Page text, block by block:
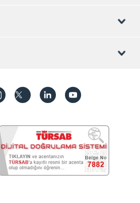
hizmeti
(ücretli)